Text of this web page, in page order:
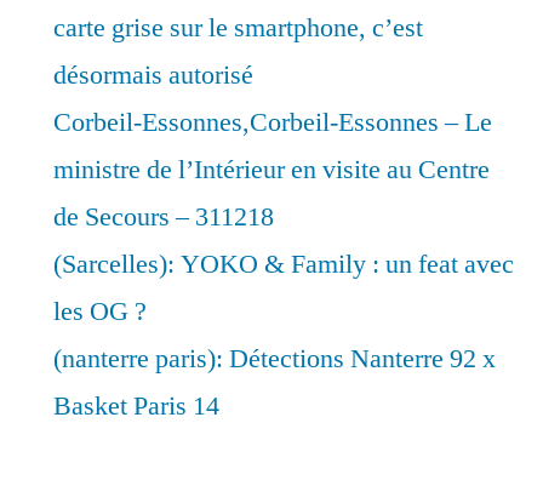
carte grise sur le smartphone, c’est
désormais autorisé
Corbeil-Essonnes,Corbeil-Essonnes – Le
ministre de l’Intérieur en visite au Centre
de Secours – 311218
(Sarcelles): YOKO & Family : un feat avec
les OG ?
(nanterre paris): Détections Nanterre 92 x
Basket Paris 14